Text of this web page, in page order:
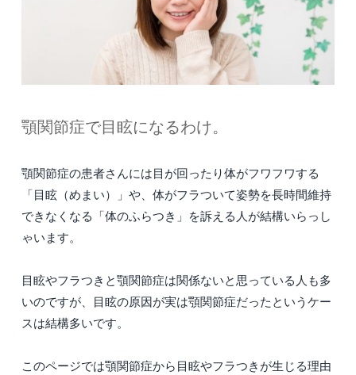
顎関節症で目眩になるわけ。
顎関節症の患者さんには目が回ったり体がフワフワする
「目眩（めまい）」や、体がフラついて姿勢を長時間維持
できなくなる「体のふらつき」を訴える人が結構いらっし
ゃいます。
目眩やフラつきと顎関節症は関係ないと思っている人も多
いのですが、目眩の原因が実は顎関節症だったというケー
スは結構多いです。
このページでは顎関節症から目眩やフラつきが生じる理由